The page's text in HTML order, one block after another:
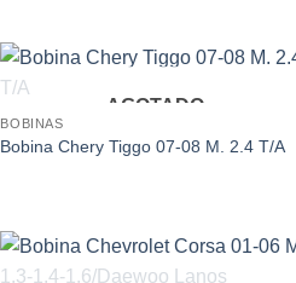
AGOTADO
BOBINAS
Bobina Chery Tiggo 07-08 M. 2.4 T/A